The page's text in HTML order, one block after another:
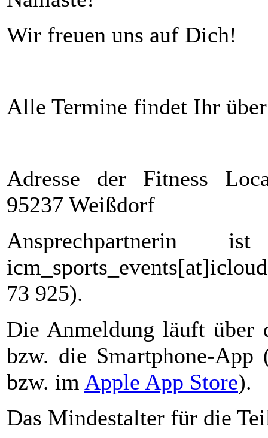
Wir freuen uns auf Dich!
Alle Termine findet Ihr
Adresse der Fitness
95237 Weißdorf
73 925).
Die Anmeldung läuft über
bzw. die Smartphone-
bzw. im Apple App Store).
Das Mindestalter für die